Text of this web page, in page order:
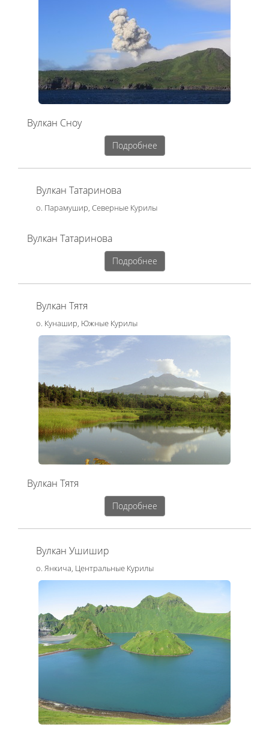
Вулкан Сноу
Подробнее
Вулкан Татаринова
о. Парамушир, Северные Курилы
Вулкан Татаринова
Подробнее
Вулкан Тятя
о. Кунашир, Южные Курилы
Вулкан Тятя
Подробнее
Вулкан Ушишир
о. Янкича, Центральные Курилы